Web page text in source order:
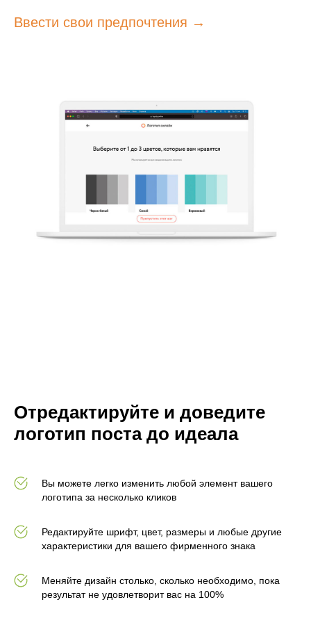
Ввести свои предпочтения
Отредактируйте и доведите
логотип поста до идеала
Вы можете легко изменить любой элемент вашего
логотипа за несколько кликов
Редактируйте шрифт, цвет, размеры и любые другие
характеристики для вашего фирменного знака
Меняйте дизайн столько, сколько необходимо, пока
результат не удовлетворит вас на 100%